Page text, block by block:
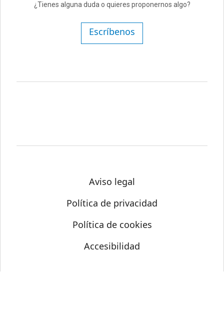
¿Tienes alguna duda o quieres proponernos algo?
Escríbenos
Aviso legal
Política de privacidad
Política de cookies
Accesibilidad